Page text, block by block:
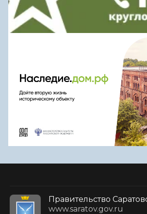
Правительство
www.saratov.gov.ru